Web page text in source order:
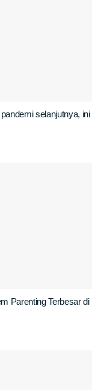
selanjutnya, ini
Parenting Terbesar di